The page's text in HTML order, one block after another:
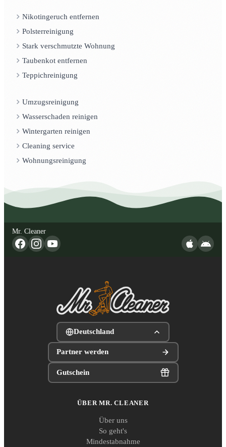
Nikotingeruch entfernen
Polsterreinigung
Stark verschmutzte Wohnung
Taubenkot entfernen
Teppichreinigung
Umzugsreinigung
Wasserschaden reinigen
Wintergarten reinigen
Cleaning service
Wohnungsreinigung
Mr. Cleaner
Deutschland
Partner werden
Gutschein
ÜBER MR. CLEANER
Über uns
So geht's
Mindestabnahme